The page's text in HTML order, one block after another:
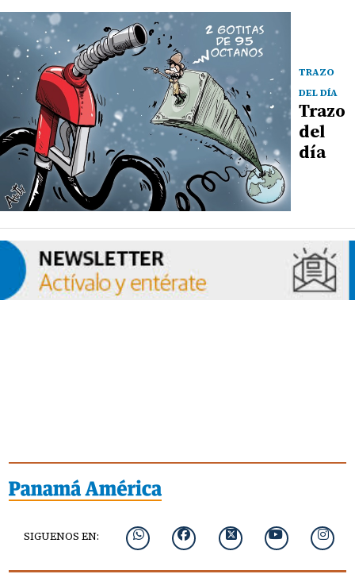
TRAZO
DEL DÍA
Trazo
del
día
SIGUENOS EN: